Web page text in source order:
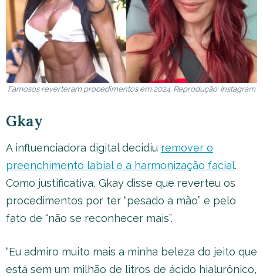
Famosos reverteram procedimentos em 2024. Reprodução: Instagram
Gkay
A influenciadora digital decidiu remover o
preenchimento labial e a harmonização facial.
Como justificativa, Gkay disse que reverteu os
procedimentos por ter “pesado a mão” e pelo
fato de “não se reconhecer mais”.
“Eu admiro muito mais a minha beleza do jeito que
está sem um milhão de litros de ácido hialurônico,